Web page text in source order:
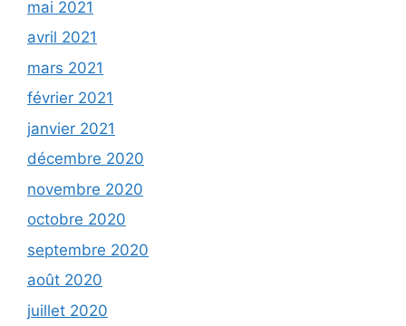
mai 2021
avril 2021
mars 2021
février 2021
janvier 2021
décembre 2020
novembre 2020
octobre 2020
septembre 2020
août 2020
juillet 2020